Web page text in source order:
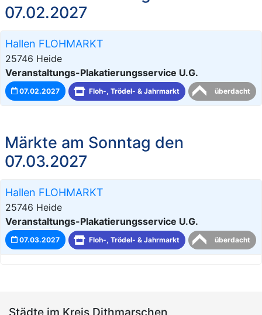
07.02.2027
Hallen FLOHMARKT
25746 Heide
Veranstaltungs-Plakatierungsservice U.G.
07.02.2027 Floh-, Trödel- & Jahrmarkt überdacht
Märkte am Sonntag den
07.03.2027
Hallen FLOHMARKT
25746 Heide
Veranstaltungs-Plakatierungsservice U.G.
07.03.2027 Floh-, Trödel- & Jahrmarkt überdacht
Städte im Kreis Dithmarschen